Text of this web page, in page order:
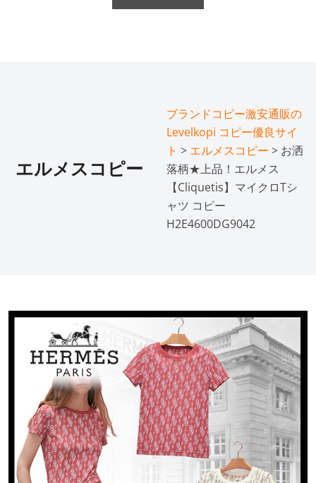
エルメスコピー
ブランドコピー激安通販の
Levelkopi コピー優良サイ
ト > エルメスコピー > お洒
落柄★上品！エルメス
【Cliquetis】マイクロTシ
ャツ コピー
H2E4600DG9042